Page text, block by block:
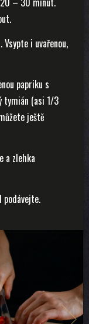
i uvařenou,
papriku s
tymián (asi 1/3
ještě
a zlehka
podávejte.